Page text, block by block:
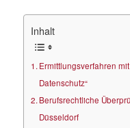
Inhalt
Ermittlungsverfahren
Datenschutz“
Berufsrechtliche
Düsseldorf